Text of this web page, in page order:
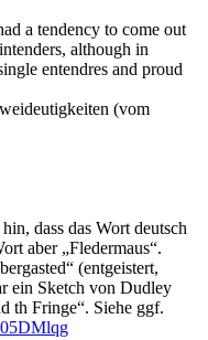
a tendency to come out
although in
entendres and proud
(vom
dass das Wort deutsch
aber „Fledermaus“.
(entgeistert,
ein Sketch von Dudley
th Fringe“. Siehe ggf.